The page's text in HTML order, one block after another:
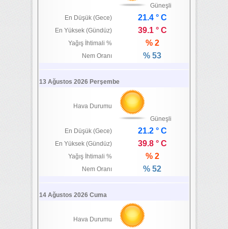
Güneşli
En Düşük (Gece)
21.4 ° C
En Yüksek (Gündüz) 39.1 ° C
Yağış İhtimali % % 2
Nem Oranı % 53
13 Ağustos 2026 Perşembe
Hava Durumu
Güneşli
En Düşük (Gece)
21.2 ° C
En Yüksek (Gündüz) 39.8 ° C
Yağış İhtimali % % 2
Nem Oranı % 52
14 Ağustos 2026 Cuma
Hava Durumu